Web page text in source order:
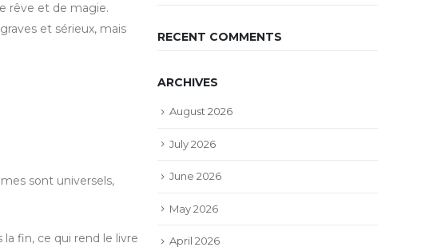
rêve et de magie.
et sérieux, mais
sont universels,
fin, ce qui rend le livre
RECENT COMMENTS
ARCHIVES
August 2026
July 2026
June 2026
May 2026
April 2026